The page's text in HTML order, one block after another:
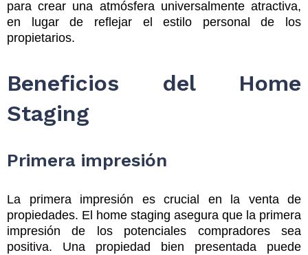
para crear una atmósfera universalmente atractiva,
en lugar de reflejar el estilo personal de los
propietarios.
Beneficios del Home
Staging
Primera impresión
La primera impresión es crucial en la venta de
propiedades. El home staging asegura que la primera
impresión de los potenciales compradores sea
positiva. Una propiedad bien presentada puede